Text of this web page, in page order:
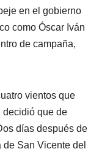
en el gobierno
como Óscar Iván
de campaña,
vientos que
decidió que de
días después de
San Vicente del